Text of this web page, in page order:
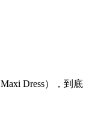
Dress），到底